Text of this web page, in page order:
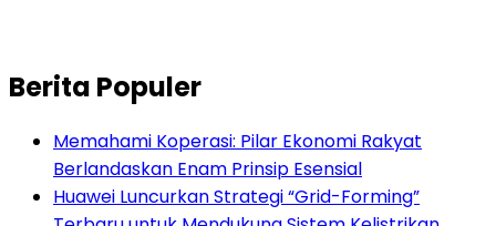
Berita Populer
Memahami Koperasi: Pilar Ekonomi Rakyat
Berlandaskan Enam Prinsip Esensial
Huawei Luncurkan Strategi “Grid-Forming”